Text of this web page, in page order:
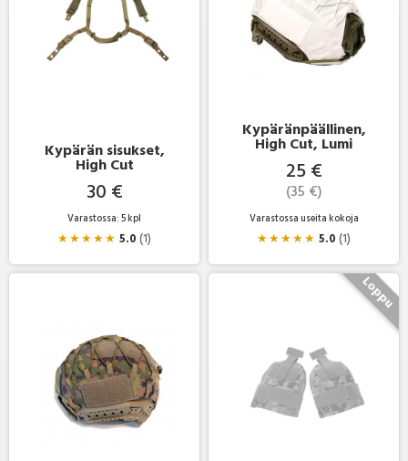
Kypärän sisukset,
High Cut
30 €
Varastossa: 5 kpl
★★★★★ 5.0(1)
Kypäränpäällinen,
High Cut, Lumi
25 €
(35 €)
Varastossa useita kokoja
★★★★★ 5.0(1)